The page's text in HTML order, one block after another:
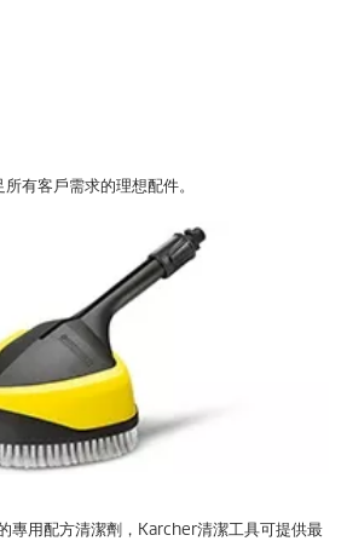
有客戶需求的理想配件。
專用配方清潔劑，Karcher清潔工具可提供最